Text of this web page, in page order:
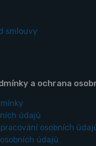
smlouvy
a ochrana
údajů
osobních
údajů